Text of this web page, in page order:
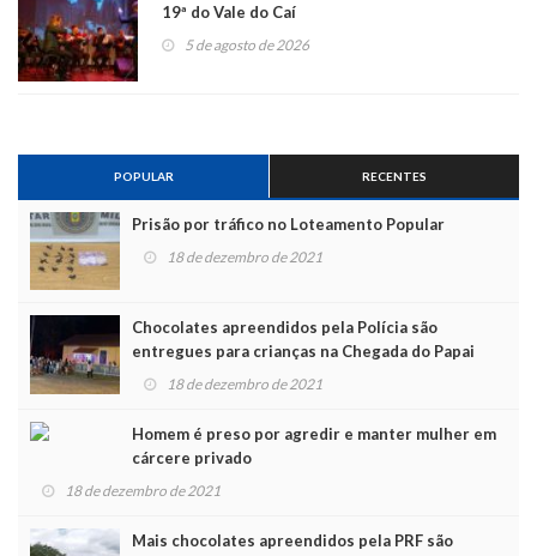
19ª do Vale do Caí
5 de agosto de 2026
POPULAR RECENTES
Prisão por tráfico no Loteamento Popular
18 de dezembro de 2021
Chocolates apreendidos pela Polícia são
entregues para crianças na Chegada do Papai
Noel 18 de dezembro de 2021
Homem é preso por agredir e manter mulher em
cárcere privado
18 de dezembro de 2021
Mais chocolates apreendidos pela PRF são